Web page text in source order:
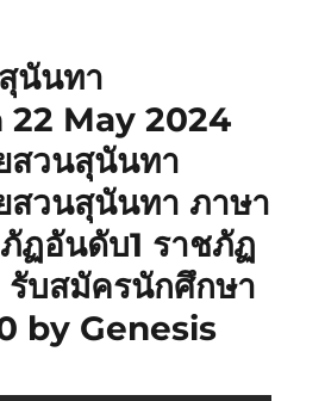
นันทา
22 May 2024
สวนสุนันทา
สวนสุนันทา ภาษา
ฏอันดับ1 ราชภัฏ
บสมัครนักศึกษา
by Genesis